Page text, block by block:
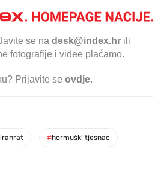
se na desk@index.hr ili
fotografije i videe plaćamo.
Prijavite se ovdje.
iranrat #hormuški tjesnac